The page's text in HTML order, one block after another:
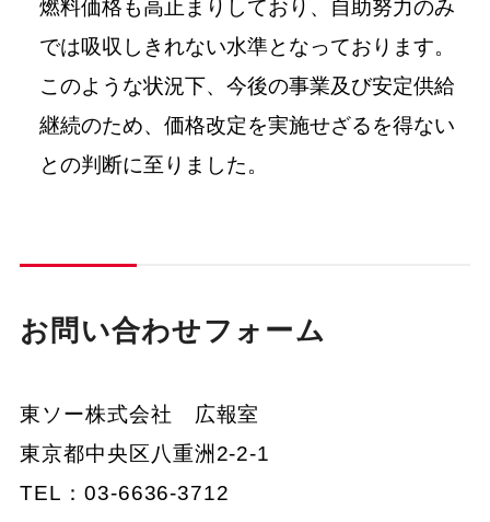
燃料価格も高止まりしており、自助努力のみ
では吸収しきれない水準となっております。
このような状況下、今後の事業及び安定供給
継続のため、価格改定を実施せざるを得ない
との判断に至りました。
お問い合わせフォーム
東ソー株式会社 広報室
東京都中央区八重洲2-2-1
TEL：03-6636-3712